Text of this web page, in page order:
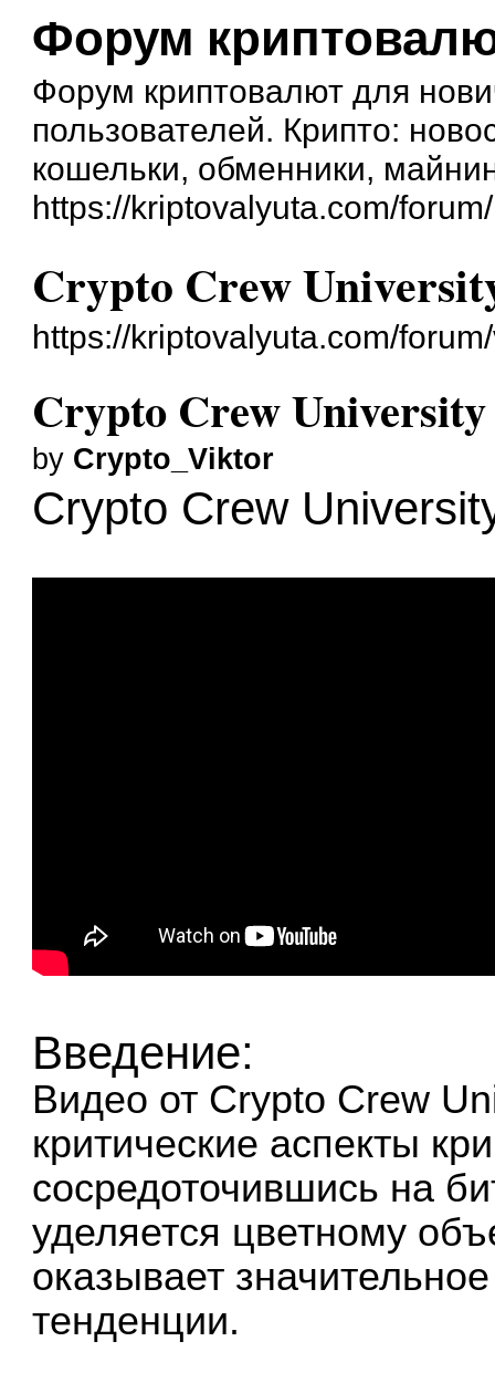
Форум
Форум криптовалют для
пользователей. Крипто:
кошельки, обменники,
https://kriptovalyuta.com/forum/
Crypto Crew
https://kriptovalyuta.com/
Crypto Crew
by Crypto_Viktor
Crypto Crew
Введение:
Видео от Crypto Crew
критические аспекты
сосредоточившись на
уделяется цветному
оказывает
тенденции.